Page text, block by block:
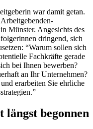
war damit getan.
Münster. Angesichts des
dringend, sich
“Warum sollen sich
Fachkräfte gerade
bei Ihnen bewerben?
an Ihr Unternehmen?
erarbeiten Sie ehrliche
längst begonnen